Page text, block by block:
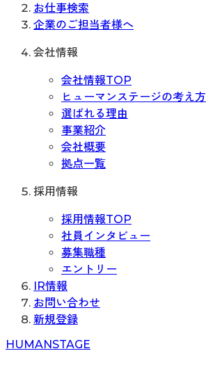
お仕事検索
企業のご担当者様へ
会社情報
会社情報TOP
ヒューマンステージの考え方
選ばれる理由
事業紹介
会社概要
拠点一覧
採用情報
採用情報TOP
社員インタビュー
募集職種
エントリー
IR情報
お問い合わせ
新規登録
HUMANSTAGE